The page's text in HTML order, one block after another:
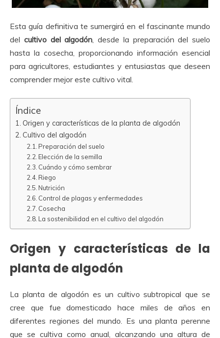
Esta guía definitiva te sumergirá en el fascinante mundo
del cultivo del algodón , desde la preparación del suelo
hasta la cosecha, proporcionando información esencial
para agricultores, estudiantes y entusiastas que deseen
comprender mejor este cultivo vital.
Índice
Origen y características de la planta de algodón
Cultivo del algodón
Preparación del suelo
Elección de la semilla
Cuándo y cómo sembrar
Riego
Nutrición
Control de plagas y enfermedades
Cosecha
La sostenibilidad en el cultivo del algodón
Origen y características de la
planta de algodón
La planta de algodónes un cultivo subtropical que se
cree que fue domesticado hace miles de años en
diferentes regiones del mundo. Es una planta perenne
que se cultiva como anual, alcanzando una altura de